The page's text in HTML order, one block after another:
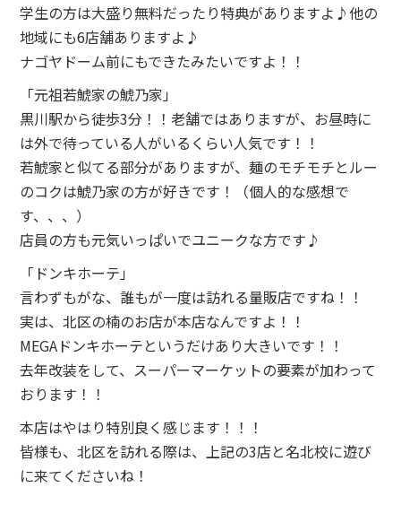
学生の方は大盛り無料だったり特典がありますよ♪他の
地域にも6店舗ありますよ♪
ナゴヤドーム前にもできたみたいですよ！！
「元祖若鯱家の鯱乃家」
黒川駅から徒歩3分！！老舗ではありますが、お昼時に
は外で待っている人がいるくらい人気です！！
若鯱家と似てる部分がありますが、麺のモチモチとルー
のコクは鯱乃家の方が好きです！（個人的な感想で
す、、、）
店員の方も元気いっぱいでユニークな方です♪
「ドンキホーテ」
言わずもがな、誰もが一度は訪れる量販店ですね！！
実は、北区の楠のお店が本店なんですよ！！
MEGAドンキホーテというだけあり大きいです！！
去年改装をして、スーパーマーケットの要素が加わって
おります！！
本店はやはり特別良く感じます！！！
皆様も、北区を訪れる際は、上記の3店と名北校に遊び
に来てくださいね！